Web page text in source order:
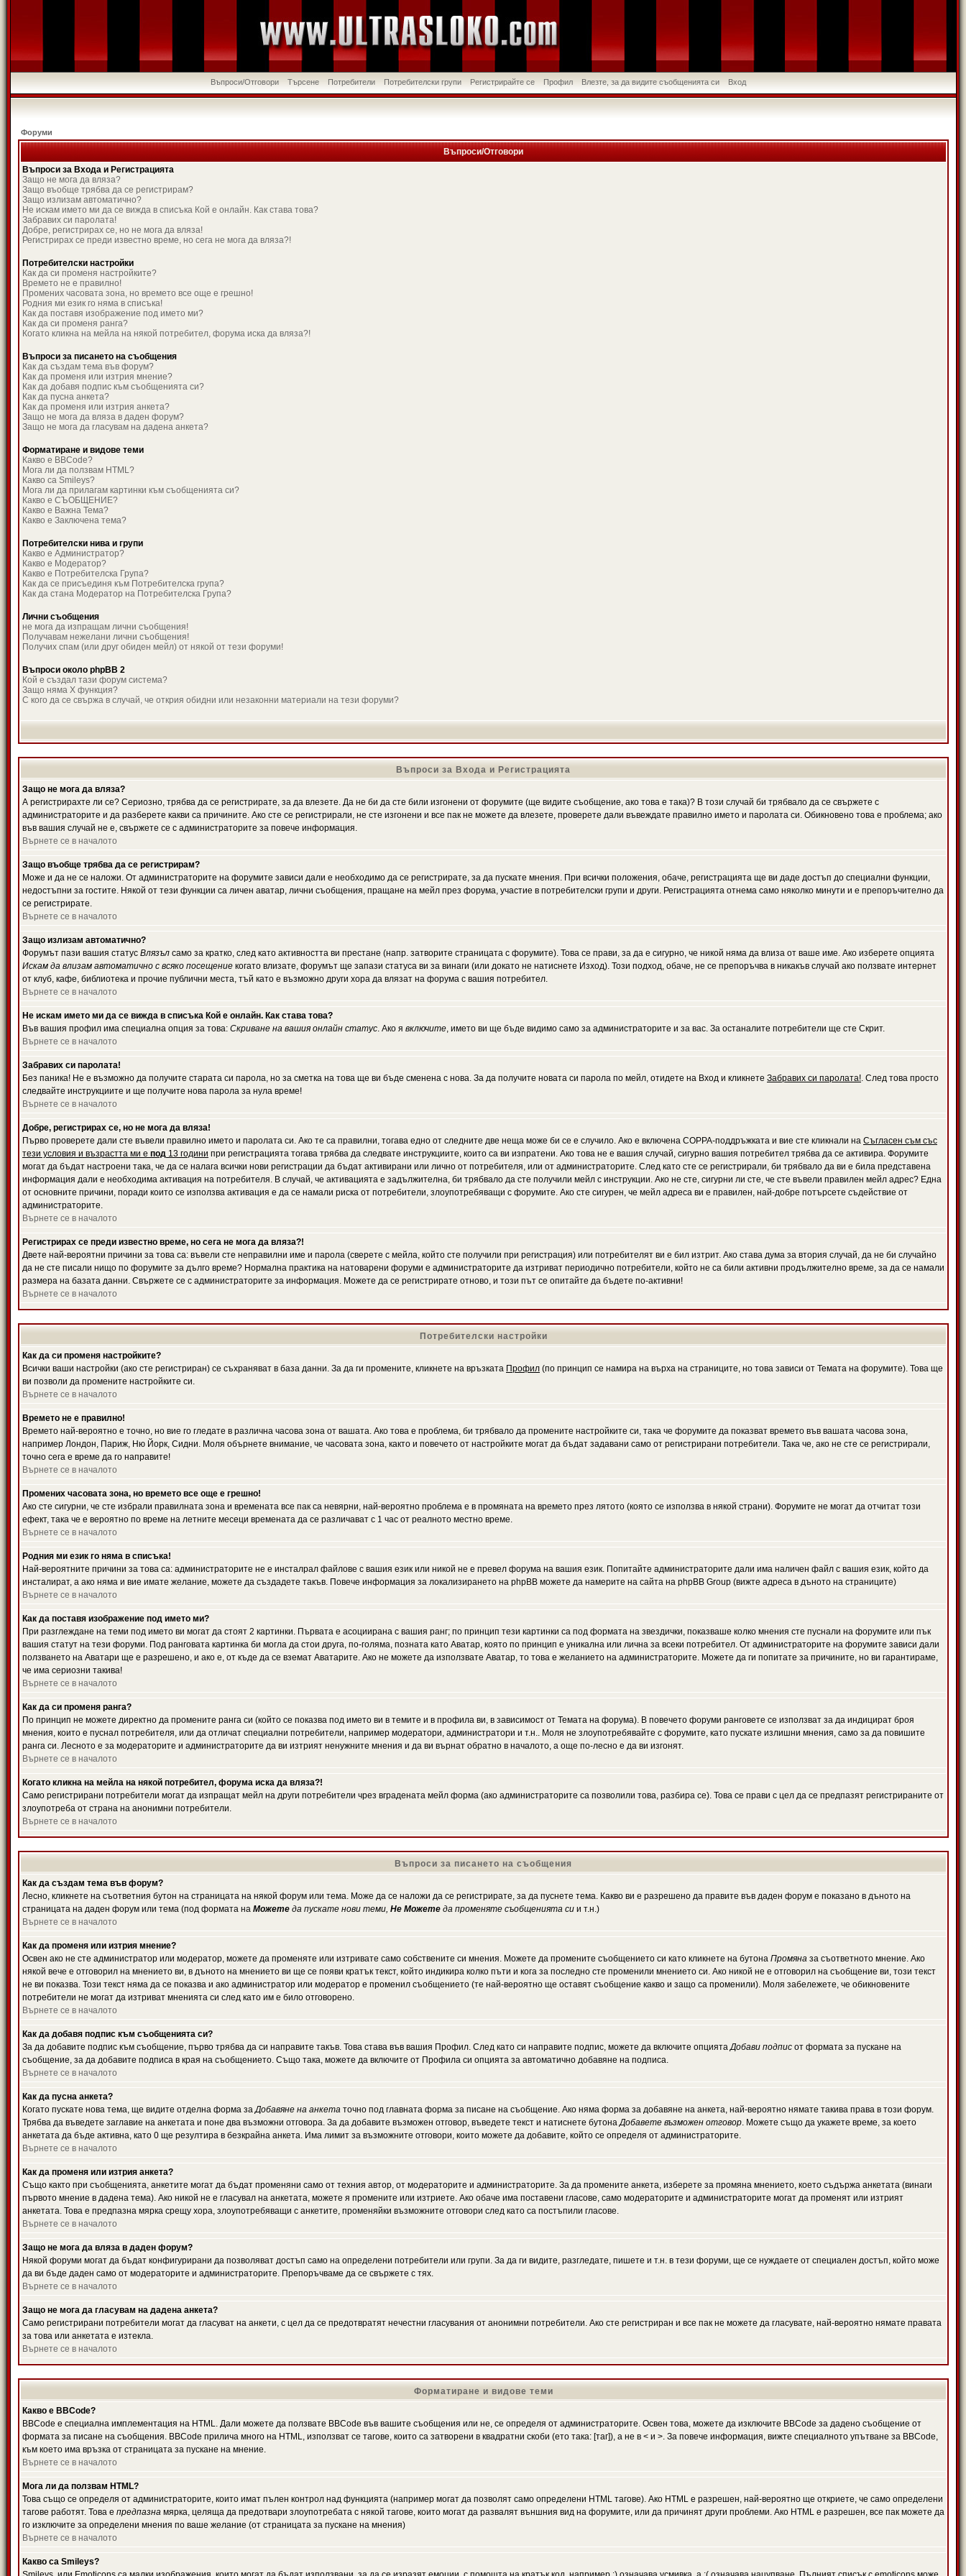
Въпроси/Отговори Търсене Потребители Потребителски групи Регистрирайте се Профил Влезте, за да видите съобщенията си Вход
Форуми
Въпроси/Отговори
Въпроси за Входа и Регистрацията
Защо не мога да вляза?
Защо въобще трябва да се регистрирам?
Защо излизам автоматично?
Не искам името ми да се вижда в списъка Кой е онлайн. Как става това?
Забравих си паролата!
Добре, регистрирах се, но не мога да вляза!
Регистрирах се преди известно време, но сега не мога да вляза?!
Потребителски настройки
Как да си променя настройките?
Времето не е правилно!
Промених часовата зона, но времето все още е грешно!
Родния ми език го няма в списъка!
Как да поставя изображение под името ми?
Как да си променя ранга?
Когато кликна на мейла на някой потребител, форума иска да вляза?!
Въпроси за писането на съобщения
Как да създам тема във форум?
Как да променя или изтрия мнение?
Как да добавя подпис към съобщенията си?
Как да пусна анкета?
Как да променя или изтрия анкета?
Защо не мога да вляза в даден форум?
Защо не мога да гласувам на дадена анкета?
Форматиране и видове теми
Какво е BBCode?
Мога ли да ползвам HTML?
Какво са Smileys?
Мога ли да прилагам картинки към съобщенията си?
Какво е СЪОБЩЕНИЕ?
Какво е Важна Тема?
Какво е Заключена тема?
Потребителски нива и групи
Какво е Администратор?
Какво е Модератор?
Какво е Потребителска Група?
Как да се присъединя към Потребителска група?
Как да стана Модератор на Потребителска Група?
Лични съобщения
не мога да изпращам лични съобщения!
Получавам нежелани лични съобщения!
Получих спам (или друг обиден мейл) от някой от тези форуми!
Въпроси около phpBB 2
Кой е създал тази форум система?
Защо няма X функция?
С кого да се свържа в случай, че открия обидни или незаконни материали на тези форуми?
Въпроси за Входа и Регистрацията
Защо не мога да вляза?
А регистрирахте ли се? Сериозно, трябва да се регистрирате, за да влезете. Да не би да сте били изгонени от форумите (ще видите съобщение, ако това е така)? В този случай би трябвало да се свържете с
администраторите и да разберете какви са причините. Ако сте се регистрирали, не сте изгонени и все пак не можете да влезете, проверете дали въвеждате правилно името и паролата си. Обикновено това е проблема; ако
във вашия случай не е, свържете се с администраторите за повече информация.
Върнете се в началото
Защо въобще трябва да се регистрирам?
Може и да не се наложи. От администраторите на форумите зависи дали е необходимо да се регистрирате, за да пускате мнения. При всички положения, обаче, регистрацията ще ви даде достъп до специални функции,
недостъпни за гостите. Някой от тези функции са личен аватар, лични съобщения, пращане на мейл през форума, участие в потребителски групи и други. Регистрацията отнема само няколко минути и е препоръчително да
се регистрирате.
Върнете се в началото
Защо излизам автоматично?
Форумът пази вашия статус Влязъл само за кратко, след като активността ви престане (напр. затворите страницата с форумите). Това се прави, за да е сигурно, че никой няма да влиза от ваше име. Ако изберете опцията
Искам да влизам автоматично с всяко посещение когато влизате, форумът ще запази статуса ви за винаги (или докато не натиснете Изход). Този подход, обаче, не се препоръчва в никакъв случай ако ползвате интернет
от клуб, кафе, библиотека и прочие публични места, тъй като е възможно други хора да влязат на форума с вашия потребител.
Върнете се в началото
Не искам името ми да се вижда в списъка Кой е онлайн. Как става това?
Във вашия профил има специална опция за това: Скриване на вашия онлайн статус. Ако я включите, името ви ще бъде видимо само за администраторите и за вас. За останалите потребители ще сте Скрит.
Върнете се в началото
Забравих си паролата!
Без паника! Не е възможно да получите старата си парола, но за сметка на това ще ви бъде сменена с нова. За да получите новата си парола по мейл, отидете на Вход и кликнете Забравих си паролата!. След това просто
следвайте инструкциите и ще получите нова парола за нула време!
Върнете се в началото
Добре, регистрирах се, но не мога да вляза!
Първо проверете дали сте въвели правилно името и паролата си. Ако те са правилни, тогава едно от следните две неща може би се е случило. Ако е включена COPPA-поддръжката и вие сте кликнали на Съгласен съм със
тези условия и възрастта ми е под 13 години при регистрацията тогава трябва да следвате инструкциите, които са ви изпратени. Ако това не е вашия случай, сигурно вашия потребител трябва да се активира. Форумите
могат да бъдат настроени така, че да се налага всички нови регистрации да бъдат активирани или лично от потребителя, или от администраторите. След като сте се регистрирали, би трябвало да ви е била представена
информация дали е необходима активация на потребителя. В случай, че активацията е задължителна, би трябвало да сте получили мейл с инструкции. Ако не сте, сигурни ли сте, че сте въвели правилен мейл адрес? Една
от основните причини, поради които се използва активация е да се намали риска от потребители, злоупотребяващи с форумите. Ако сте сигурен, че мейл адреса ви е правилен, най-добре потърсете съдействие от
администраторите.
Върнете се в началото
Регистрирах се преди известно време, но сега не мога да вляза?!
Двете най-вероятни причини за това са: въвели сте неправилни име и парола (сверете с мейла, който сте получили при регистрация) или потребителят ви е бил изтрит. Ако става дума за втория случай, да не би случайно
да не сте писали нищо по форумите за дълго време? Нормална практика на натоварени форуми е администраторите да изтриват периодично потребители, който не са били активни продължително време, за да се намали
размера на базата данни. Свържете се с администраторите за информация. Можете да се регистрирате отново, и този път се опитайте да бъдете по-активни!
Върнете се в началото
Потребителски настройки
Как да си променя настройките?
Всички ваши настройки (ако сте регистриран) се съхраняват в база данни. За да ги промените, кликнете на връзката Профил (по принцип се намира на върха на страниците, но това зависи от Темата на форумите). Това ще
ви позволи да промените настройките си.
Върнете се в началото
Времето не е правилно!
Времето най-вероятно е точно, но вие го гледате в различна часова зона от вашата. Ако това е проблема, би трябвало да промените настройките си, така че форумите да показват времето във вашата часова зона,
например Лондон, Париж, Ню Йорк, Сидни. Моля обърнете внимание, че часовата зона, както и повечето от настройките могат да бъдат задавани само от регистрирани потребители. Така че, ако не сте се регистрирали,
точно сега е време да го направите!
Върнете се в началото
Промених часовата зона, но времето все още е грешно!
Ако сте сигурни, че сте избрали правилната зона и времената все пак са невярни, най-вероятно проблема е в промяната на времето през лятото (която се използва в някой страни). Форумите не могат да отчитат този
ефект, така че е вероятно по време на летните месеци времената да се различават с 1 час от реалното местно време.
Върнете се в началото
Родния ми език го няма в списъка!
Най-вероятните причини за това са: администраторите не е инсталрал файлове с вашия език или никой не е превел форума на вашия език. Попитайте администраторите дали има наличен файл с вашия език, който да
инсталират, а ако няма и вие имате желание, можете да създадете такъв. Повече информация за локализирането на phpBB можете да намерите на сайта на phpBB Group (вижте адреса в дъното на страниците)
Върнете се в началото
Как да поставя изображение под името ми?
При разглеждане на теми под името ви могат да стоят 2 картинки. Първата е асоциирана с вашия ранг; по принцип тези картинки са под формата на звездички, показваше колко мнения сте пуснали на форумите или пък
вашия статут на тези форуми. Под ранговата картинка би могла да стои друга, по-голяма, позната като Аватар, която по принцип е уникална или лична за всеки потребител. От администраторите на форумите зависи дали
ползването на Аватари ще е разрешено, и ако е, от къде да се вземат Аватарите. Ако не можете да използвате Аватар, то това е желанието на администраторите. Можете да ги попитате за причините, но ви гарантираме,
че има сериозни такива!
Върнете се в началото
Как да си променя ранга?
По принцип не можете директно да промените ранга си (който се показва под името ви в темите и в профила ви, в зависимост от Темата на форума). В повечето форуми ранговете се използват за да индицират броя
мнения, които е пуснал потребителя, или да отличат специални потребители, например модератори, администратори и т.н.. Моля не злоупотребявайте с форумите, като пускате излишни мнения, само за да повишите
ранга си. Лесното е за модераторите и администраторите да ви изтрият ненужните мнения и да ви върнат обратно в началото, а още по-лесно е да ви изгонят.
Върнете се в началото
Когато кликна на мейла на някой потребител, форума иска да вляза?!
Само регистрирани потребители могат да изпращат мейл на други потребители чрез вградената мейл форма (ако администраторите са позволили това, разбира се). Това се прави с цел да се предпазят регистрираните от
злоупотреба от страна на анонимни потребители.
Върнете се в началото
Въпроси за писането на съобщения
Как да създам тема във форум?
Лесно, кликнете на съответния бутон на страницата на някой форум или тема. Може да се наложи да се регистрирате, за да пуснете тема. Какво ви е разрешено да правите във даден форум е показано в дъното на
страницата на даден форум или тема (под формата на Можете да пускате нови теми, Не Можете да променяте съобщенията си и т.н.)
Върнете се в началото
Как да променя или изтрия мнение?
Освен ако не сте администратор или модератор, можете да променяте или изтривате само собствените си мнения. Можете да промените съобщението си като кликнете на бутона Промяна за съответното мнение. Ако
някой вече е отговорил на мнението ви, в дъното на мнението ви ще се появи кратък текст, който индикира колко пъти и кога за последно сте променили мнението си. Ако никой не е отговорил на съобщение ви, този текст
не ви показва. Този текст няма да се показва и ако администратор или модератор е променил съобщението (те най-вероятно ще оставят съобщение какво и защо са променили). Моля забележете, че обикновените
потребители не могат да изтриват мненията си след като им е било отговорено.
Върнете се в началото
Как да добавя подпис към съобщенията си?
За да добавите подпис към съобщение, първо трябва да си направите такъв. Това става във вашия Профил. След като си направите подпис, можете да включите опциятаДобави подпис от формата за пускане на
съобщение, за да добавите подписа в края на съобщението. Също така, можете да включите от Профила си опцията за автоматично добавяне на подписа.
Върнете се в началото
Как да пусна анкета?
Когато пускате нова тема, ще видите отделна форма заДобавяне на анкета точно под главната форма за писане на съобщение. Ако няма форма за добавяне на анкета, най-вероятно нямате такива права в този форум.
Трябва да въведете заглавие на анкетата и поне два възможни отговора. За да добавите възможен отговор, въведете текст и натиснете бутонаДобавете възможен отговор. Можете също да укажете време, за което
анкетата да бъде активна, като 0 ще резултира в безкрайна анкета. Има лимит за възможните отговори, които можете да добавите, който се определя от администраторите.
Върнете се в началото
Как да променя или изтрия анкета?
Също както при съобщенията, анкетите могат да бъдат променяни само от техния автор, от модераторите и администраторите. За да промените анкета, изберете за промяна мнението, което съдържа анкетата (винаги
първото мнение в дадена тема). Ако никой не е гласувал на анкетата, можете я промените или изтриете. Ако обаче има поставени гласове, само модераторите и администраторите могат да променят или изтрият
анкетата. Това е предпазна мярка срещу хора, злоупотребяващи с анкетите, променяйки възможните отговори след като са постъпили гласове.
Върнете се в началото
Защо не мога да вляза в даден форум?
Някой форуми могат да бъдат конфигурирани да позволяват достъп само на определени потребители или групи. За да ги видите, разгледате, пишете и т.н. в тези форуми, ще се нуждаете от специален достъп, който може
да ви бъде даден само от модераторите и администраторите. Препоръчваме да се свържете с тях.
Върнете се в началото
Защо не мога да гласувам на дадена анкета?
Само регистрирани потребители могат да гласуват на анкети, с цел да се предотвратят нечестни гласувания от анонимни потребители. Ако сте регистриран и все пак не можете да гласувате, най-вероятно нямате правата
за това или анкетата е изтекла.
Върнете се в началото
Форматиране и видове теми
Какво е BBCode?
BBCode е специална имплементация на HTML. Дали можете да ползвате BBCode във вашите съобщения или не, се определя от администраторите. Освен това, можете да изключите BBCode за дадено съобщение от
формата за писане на съобщения. BBCode прилича много на HTML, използват се тагове, които са затворени в квадратни скоби (ето така: [таг]), а не в < и >. За повече информация, вижте специалното упътване за BBCode,
към което има връзка от страницата за пускане на мнение.
Върнете се в началото
Мога ли да ползвам HTML?
Това също се определя от администраторите, които имат пълен контрол над функцията (например могат да позволят само определени HTML тагове). Ако HTML е разрешен, най-вероятно ще откриете, че само определени
тагове работят. Това е предпазна мярка, целяща да предотвари злоупотребата с някой тагове, които могат да развалят външния вид на форумите, или да причинят други проблеми. Ако HTML е разрешен, все пак можете да
го изключите за определени мнения по ваше желание (от страницата за пускане на мнения)
Върнете се в началото
Какво са Smileys?